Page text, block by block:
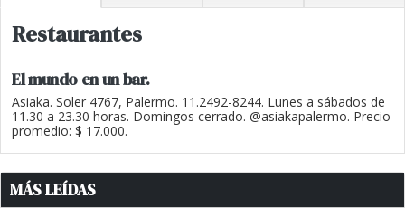
Restaurantes
El mundo en un bar.
Asiaka. Soler 4767, Palermo. 11.2492-8244. Lunes a sábados de
11.30 a 23.30 horas. Domingos cerrado. @asiakapalermo. Precio
promedio: $ 17.000.
MÁS LEÍDAS